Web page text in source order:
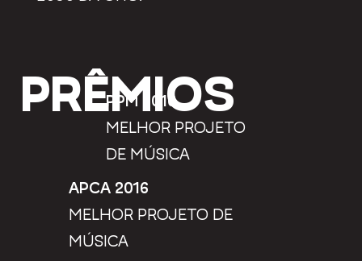
PRÊMIOS
PPM 2016
MELHOR PROJETO
DE MÚSICA
APCA 2016
MELHOR PROJETO DE
MÚSICA